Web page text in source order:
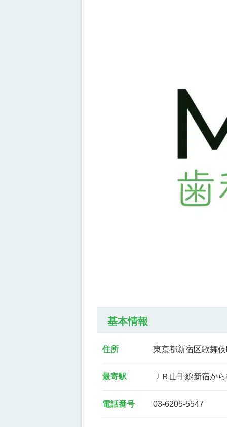
基本情報
住所 東京都新宿区歌舞
最寄駅 ＪＲ山手線新宿か
電話番号 03-6205-5547